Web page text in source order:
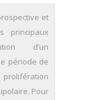
et
principaux
d’un
période de
prolifération
Pour